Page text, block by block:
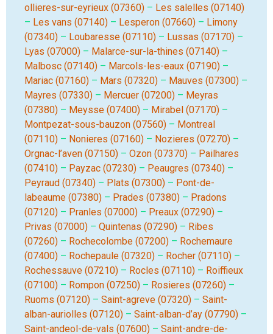
ollieres-sur-eyrieux (07360) – Les salelles (07140)
– Les vans (07140) – Lesperon (07660) – Limony
(07340) – Loubaresse (07110) – Lussas (07170) –
Lyas (07000) – Malarce-sur-la-thines (07140) –
Malbosc (07140) – Marcols-les-eaux (07190) –
Mariac (07160) – Mars (07320) – Mauves (07300) –
Mayres (07330) – Mercuer (07200) – Meyras
(07380) – Meysse (07400) – Mirabel (07170) –
Montpezat-sous-bauzon (07560) – Montreal
(07110) – Nonieres (07160) – Nozieres (07270) –
Orgnac-l’aven (07150) – Ozon (07370) – Pailhares
(07410) – Payzac (07230) – Peaugres (07340) –
Peyraud (07340) – Plats (07300) – Pont-de-
labeaume (07380) – Prades (07380) – Pradons
(07120) – Pranles (07000) – Preaux (07290) –
Privas (07000) – Quintenas (07290) – Ribes
(07260) – Rochecolombe (07200) – Rochemaure
(07400) – Rochepaule (07320) – Rocher (07110) –
Rochessauve (07210) – Rocles (07110) – Roiffieux
(07100) – Rompon (07250) – Rosieres (07260) –
Ruoms (07120) – Saint-agreve (07320) – Saint-
alban-auriolles (07120) – Saint-alban-d’ay (07790) –
Saint-andeol-de-vals (07600) – Saint-andre-de-